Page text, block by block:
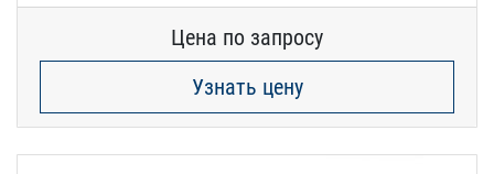
Цена по запросу
Узнать цену